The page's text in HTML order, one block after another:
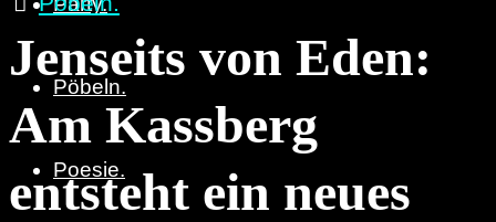
Pöbeln.
Poesie.
Jenseits von Eden:
Am Kassberg
entsteht ein neues